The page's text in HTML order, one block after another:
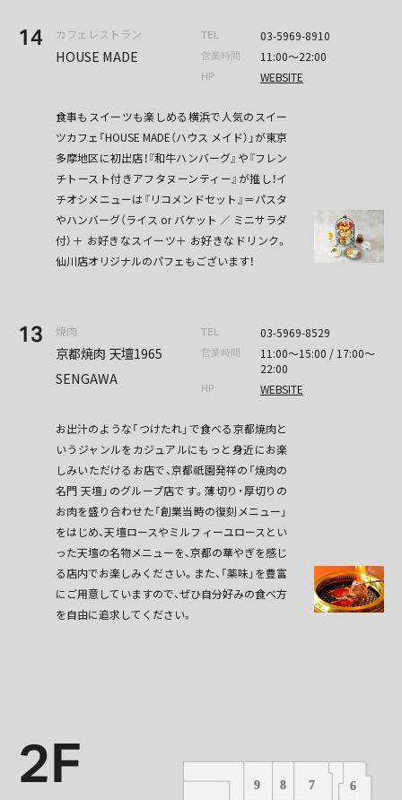
14 カフェレストラン
HOUSE MADE
TEL 03-5969-8910
営業時間 11:00〜22:00
HP WEBSITE
食事もスイーツも楽しめる横浜で人気のスイー
ツカフェ「HOUSE MADE（ハウス メイド）」が東京
多摩地区に初出店！『和牛ハンバーグ』や『フレン
チトースト付きアフタヌーンティー』が推し！イ
チオシメニューは『リコメンドセット』＝パスタ
やハンバーグ（ライス or バケット ／ ミニサラダ
付）＋ お好きなスイーツ＋ お好きなドリンク。
仙川店オリジナルのパフェもございます！
13 焼肉
京都焼肉 天壇1965
SENGAWA
TEL 03-5969-8529
営業時間
11:00～15:00 / 17:00～
22:00
HP WEBSITE
お出汁のような「つけたれ」で食べる京都焼肉と
いうジャンルをカジュアルにもっと身近にお楽
しみいただけるお店で、京都祇園発祥の「焼肉の
名門 天壇」のグループ店です。薄切り・厚切りの
お肉を盛り合わせた「創業当時の復刻メニュー」
をはじめ、天壇ロースやミルフィーユロースとい
った天壇の名物メニューを、京都の華やぎを感じ
る店内でお楽しみください。また、「薬味」を豊富
にご用意していますので、ぜひ自分好みの食べ方
を自由に追求してください。
2F